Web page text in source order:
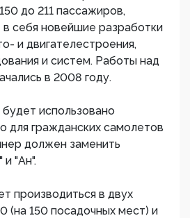
до 211 пассажиров,
себя новейшие разработки
и двигателестроения,
и систем. Работы над
в 2008 году.
использовано
для гражданских самолетов
должен заменить
и "Ан".
производиться в двух
(на 150 посадочных мест) и